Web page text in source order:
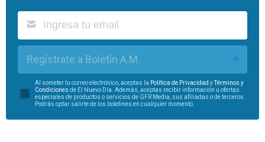
Regístrate a Boletín A.M.
Al someter tu correo electrónico, aceptas la Política de Privacidad yTérminos y
Condiciones de El Nuevo Día. Además, aceptas recibir información u ofertas
especiales de productos o servicios de GFR Media, sus afiliadas o de terceros.
Podrás optar salirte de los boletines en cualquier momento.